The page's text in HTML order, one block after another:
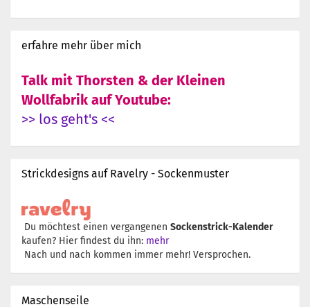
erfahre mehr über mich
Talk mit Thorsten & der Kleinen
Wollfabrik auf Youtube:
>> los geht's <<
Strickdesigns auf Ravelry - Sockenmuster
Du möchtest einen vergangenen Sockenstrick-Kalender
kaufen? Hier findest du ihn: mehr
Nach und nach kommen immer mehr! Versprochen.
Maschenseile